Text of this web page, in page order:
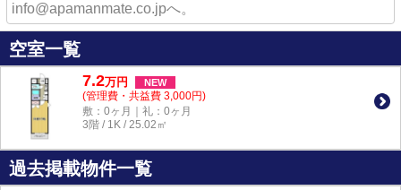
info@apamanmate.co.jpへ。
空室一覧
7.2万円 NEW
(管理費・共益費 3,000円)
敷：0ヶ月｜礼：0ヶ月
3階 / 1K / 25.02㎡
過去掲載物件一覧